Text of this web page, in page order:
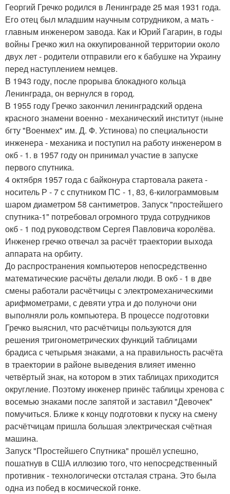
Георгий Гречко родился в Ленинграде 25 мая 1931 года.
Его отец был младшим научным сотрудником, а мать -
главным инженером завода. Как и Юрий Гагарин, в годы
войны Гречко жил на оккупированной территории около
двух лет - родители отправили его к бабушке на Украину
перед наступлением немцев.
В 1943 году, после прорыва блокадного кольца
Ленинграда, он вернулся в город.
В 1955 году Гречко закончил ленинградский ордена
красного знамени военно - механический институт (ныне
бгту "Военмех" им. Д. Ф. Устинова) по специальности
инженера - механика и поступил на работу инженером в
окб - 1. в 1957 году он принимал участие в запуске
первого спутника.
4 октября 1957 года с байконура стартовала ракета -
носитель Р - 7 с спутником ПС - 1, 83, 6-килограммовым
шаром диаметром 58 сантиметров. Запуск "простейшего
спутника-1" потребовал огромного труда сотрудников
окб - 1 под руководством Сергея Павловича королёва.
Инженер гречко отвечал за расчёт траектории выхода
аппарата на орбиту.
До распространения компьютеров непосредственно
математические расчёты делали люди. В окб - 1 в две
смены работали расчётчицы с электромеханическими
арифмометрами, с девяти утра и до полуночи они
выполняли роль компьютера. В процессе подготовки
Гречко выяснил, что расчётчицы пользуются для
решения тригонометрических функций таблицами
брадиса с четырьмя знаками, а на правильность расчёта
в траектории в районе выведения влияет именно
четвёртый знак, на котором в этих таблицах приходится
округление. Поэтому инженер принёс таблицы хренова с
восемью знаками после запятой и заставил "Девочек"
помучиться. Ближе к концу подготовки к пуску на смену
расчётчицам пришла большая электрическая счётная
машина.
Запуск "Простейшего Спутника" прошёл успешно,
пошатнув в США иллюзию того, что непосредственный
противник - технологически отсталая страна. Это была
одна из побед в космической гонке.